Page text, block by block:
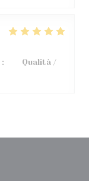
:
Qualità /